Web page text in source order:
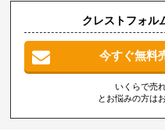
クレストフォル
今すぐ無料
いくらで売
とお悩みの方は